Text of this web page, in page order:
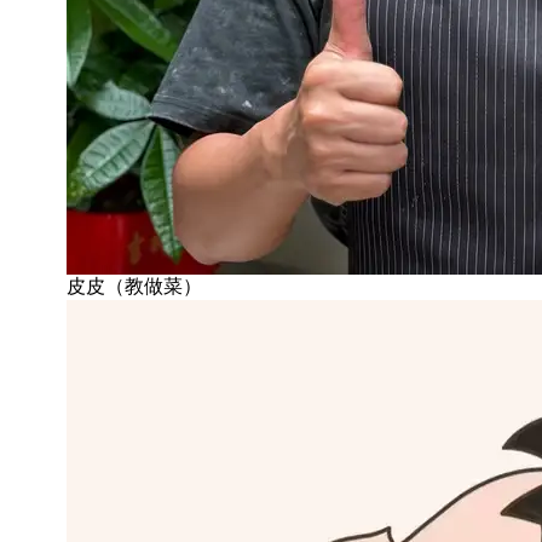
皮皮（教做菜）